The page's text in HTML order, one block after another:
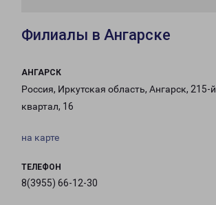
Филиалы в Ангарске
АНГАРСК
Россия, Иркутская область, Ангарск, 215-й
квартал, 16
на карте
ТЕЛЕФОН
8(3955) 66-12-30